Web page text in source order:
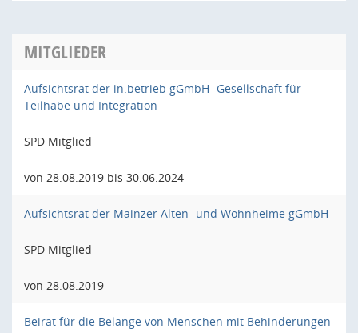
MITGLIEDER
Aufsichtsrat der in.betrieb gGmbH -Gesellschaft für
Teilhabe und Integration
SPD Mitglied
von 28.08.2019 bis 30.06.2024
Aufsichtsrat der Mainzer Alten- und Wohnheime gGmbH
SPD Mitglied
von 28.08.2019
Beirat für die Belange von Menschen mit Behinderungen